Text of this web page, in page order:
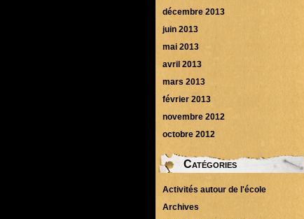
décembre 2013
juin 2013
mai 2013
avril 2013
mars 2013
février 2013
novembre 2012
octobre 2012
Catégories
Activités autour de l'école
Archives